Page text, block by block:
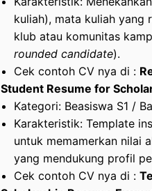
kuliah), mata kuliah yang
klub atau komunitas
rounded candidate).
Cek contoh CV nya di :
Student Resume for
Kategori: Beasiswa S1 /
Karakteristik: Template
untuk memamerkan nilai
yang mendukung profil
Cek contoh CV nya di :